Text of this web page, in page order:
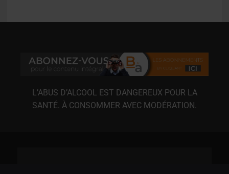
L’ABUS D’ALCOOL EST DANGEREUX POUR LA
SANTÉ. À CONSOMMER AVEC MODÉRATION.